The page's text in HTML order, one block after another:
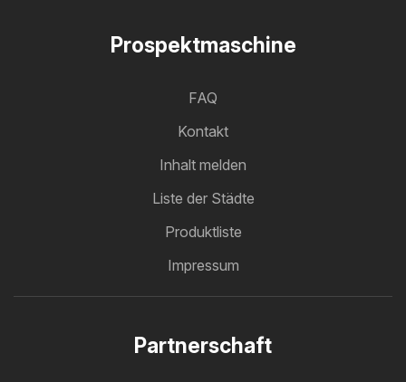
Prospektmaschine
FAQ
Kontakt
Inhalt melden
Liste der Städte
Produktliste
Impressum
Partnerschaft